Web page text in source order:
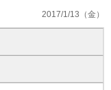
2017/1/13（金）